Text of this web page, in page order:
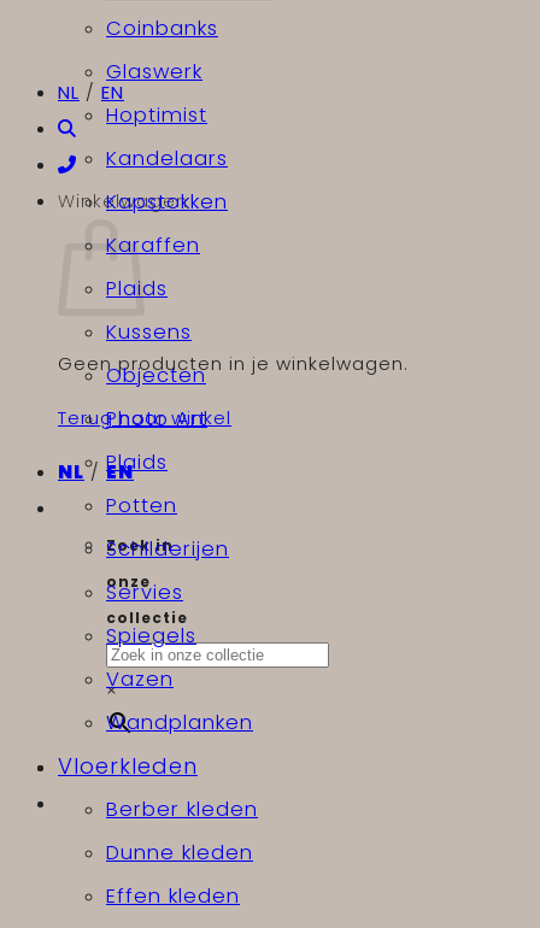
NL / EN
Winkelwagen
Geen producten in je winkelwagen.
Terug naar winkel
NL/ EN
Zoek in
onze
collectie
×
Coinbanks
Glaswerk
Hoptimist
Kandelaars
Kapstokken
Karaffen
Plaids
Kussens
Objecten
Photo Art
Plaids
Potten
Schilderijen
Servies
Spiegels
Vazen
Wandplanken
Vloerkleden
Berber kleden
Dunne kleden
Effen kleden